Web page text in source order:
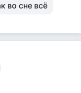
во сне всё